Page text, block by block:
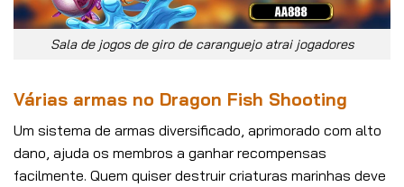
Sala de jogos de giro de caranguejo atrai jogadores
Várias armas no Dragon Fish Shooting
Um sistema de armas diversificado, aprimorado com alto
dano, ajuda os membros a ganhar recompensas
facilmente. Quem quiser destruir criaturas marinhas deve